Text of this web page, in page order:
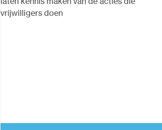
vrijwilligers doen